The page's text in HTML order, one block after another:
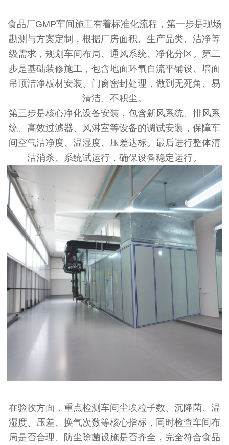
食品厂GMP车间施工有着标准化流程，第一步是现场
勘测与方案定制，根据厂房面积、生产品类、洁净等
级需求，规划车间布局、通风系统、净化分区。第二
步是基础装修施工，包含地面环氧自流平铺设、墙面
吊顶洁净板材安装、门窗密封处理，做到无死角、易
清洁、不积尘。
第三步是核心净化设备安装，包含新风系统、排风系
统、高效过滤器、风淋室等设备的调试安装，保障车
间空气洁净度、温湿度、压差达标。最后进行整体清
洁消杀、系统试运行，确保设备稳定运行。
在验收方面，重点检测车间尘埃粒子数、沉降菌、温
湿度、压差、换气次数等核心指标，同时检查车间布
局是否合理、防尘除菌设施是否齐全，完全符合食品